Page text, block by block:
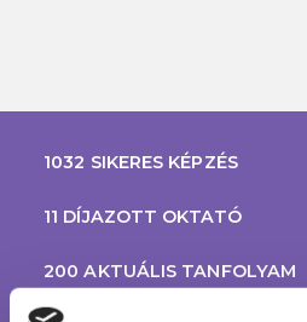
1032 SIKERES KÉPZÉS
11 DÍJAZOTT OKTATÓ
200 AKTUÁLIS TANFOLYAM